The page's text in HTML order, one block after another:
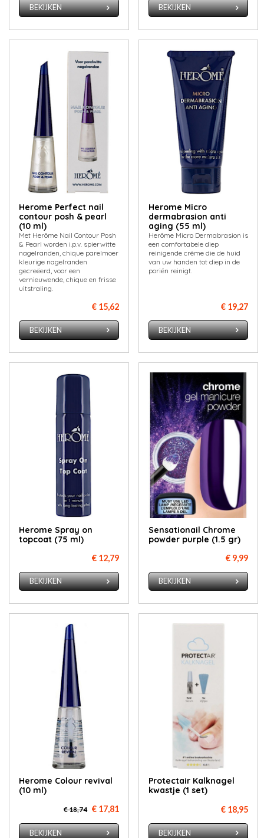
BEKIJKEN BEKIJKEN
Herome Perfect nail
contour posh & pearl
(10 ml)
Met Herôme Nail Contour Posh
& Pearl worden i.p.v. spierwitte
nagelranden, chique parelmoer
kleurige nagelranden
gecreëerd, voor een
vernieuwende, chique en frisse
uitstraling.
€ 15,62
BEKIJKEN
Herome Micro
dermabrasion anti
aging (55 ml)
Herôme Micro Dermabrasion is
een comfortabele diep
reinigende crème die de huid
van uw handen tot diep in de
poriën reinigt.
€ 19,27
BEKIJKEN
Herome Spray on
topcoat (75 ml)
€ 12,79
BEKIJKEN
Sensationail Chrome
powder purple (1.5 gr)
€ 9,99
BEKIJKEN
Herome Colour revival
(10 ml)
€ 18,74 € 17,81
BEKIJKEN
Protectair Kalknagel
kwastje (1 set)
€ 18,95
BEKIJKEN